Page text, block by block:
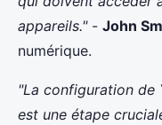
appareils."- John
numérique.
"La configuration de
est une étape